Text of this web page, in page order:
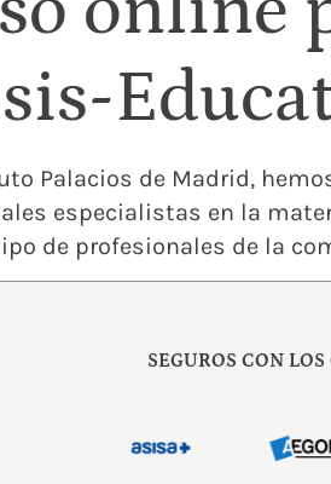
Palacios de Madrid,
especialistas en la
de profesionales de la
SEGUROS CON